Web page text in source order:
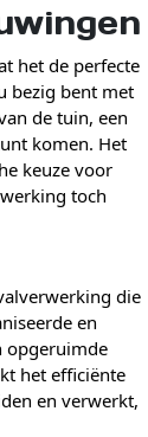
het de perfecte
bezig bent met
de tuin, een
komen. Het
keuze voor
toch
die
en
opgeruimde
het efficiënte
en verwerkt,